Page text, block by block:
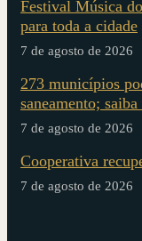
Festival Música
para toda a cidade
7 de agosto de 2026
273 municípios
saneamento;
7 de agosto de 2026
Cooperativa
7 de agosto de 2026